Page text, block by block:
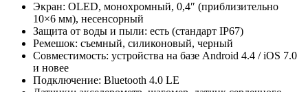
Экран: OLED, монохромный, 0,4″ (приблизительно
10×6 мм), несенсорный
Защита от воды и пыли: есть (стандарт IP67)
Ремешок: съемный, силиконовый, черный
Совместимость: устройства на базе Android 4.4 / iOS 7.0
и новее
Подключение: Bluetooth 4.0 LE